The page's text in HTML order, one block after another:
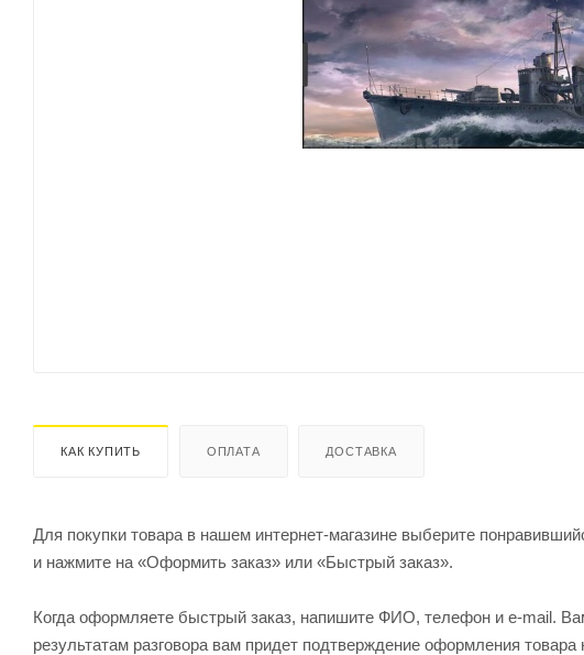
КАК КУПИТЬ ОПЛАТА ДОСТАВКА
Для покупки товара в нашем интернет-магазине выберите
и нажмите на «Оформить заказ» или «Быстрый заказ».
Когда оформляете быстрый заказ, напишите ФИО, телефон и e-mail.
результатам разговора вам придет подтверждение оформления